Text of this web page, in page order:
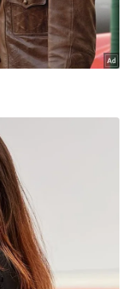
di pangkalan
dijangka
bermula
persendirian,
ini,”